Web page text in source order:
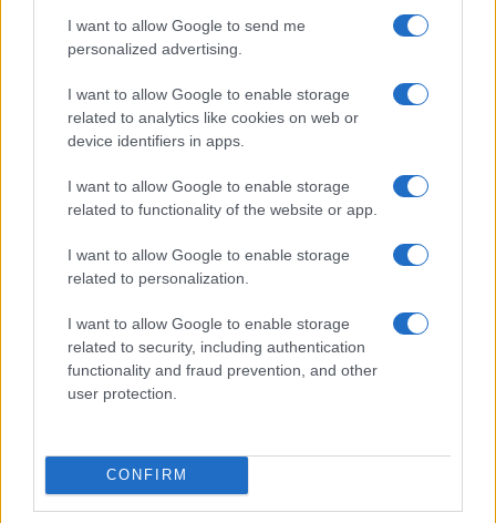
I want to allow Google to send me
personalized advertising.
I want to allow Google to enable storage
related to analytics like cookies on web or
device identifiers in apps.
I want to allow Google to enable storage
related to functionality of the website or app.
I want to allow Google to enable storage
related to personalization.
I want to allow Google to enable storage
related to security, including authentication
functionality and fraud prevention, and other
user protection.
CONFIRM
(ETH)
BNB
(BNB)
$603.86
XRP $1.04
Solana
(SOL)
$76.94
Cardano
(ADA)
$0.199